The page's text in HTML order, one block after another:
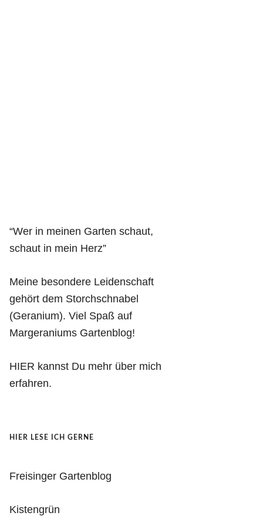
“Wer in meinen Garten schaut,
schaut in mein Herz”
Meine besondere Leidenschaft
gehört dem Storchschnabel
(Geranium). Viel Spaß auf
Margeraniums Gartenblog!
HIER kannst Du mehr über mich
erfahren.
HIER LESE ICH GERNE
Freisinger Gartenblog
Kistengrün